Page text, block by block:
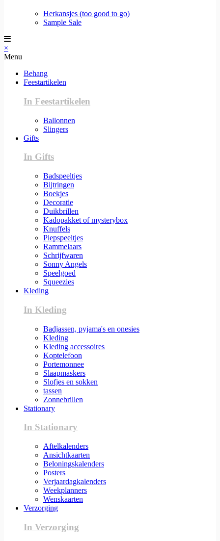
Herkansjes (too good to go)
Sample Sale
×
Menu
Behang
Feestartikelen
In Feestartikelen
Ballonnen
Slingers
Gifts
In Gifts
Badspeeltjes
Bijtringen
Boekjes
Decoratie
Duikbrillen
Kadopakket of mysterybox
Knuffels
Piepspeeltjes
Rammelaars
Schrijfwaren
Sonny Angels
Speelgoed
Squeezies
Kleding
In Kleding
Badjassen, pyjama's en onesies
Kleding
Kleding accessoires
Koptelefoon
Portemonnee
Slaapmaskers
Slofjes en sokken
tassen
Zonnebrillen
Stationary
In Stationary
Aftelkalenders
Ansichtkaarten
Beloningskalenders
Posters
Verjaardagkalenders
Weekplanners
Wenskaarten
Verzorging
In Verzorging